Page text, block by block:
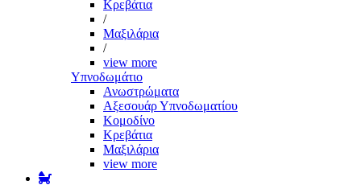
Κρεβάτια
/
Μαξιλάρια
/
view more
Υπνοδωμάτιο
Ανωστρώματα
Αξεσουάρ Υπνοδωματίου
Κομοδίνο
Κρεβάτια
Μαξιλάρια
view more